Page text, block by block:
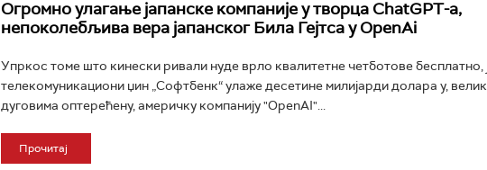
Огромно улагање јапанске компаније у творца ChatGPT-a,
непоколебљива вера јапанског Била Гејтса у OpenAi
Упркос томе што кинески ривали нуде врло квалитетне четботове бесплатно,
телекомуникациони џин „Софтбенк“ улаже десетине милијарди долара у,
дуговима оптерећену, америчку компанију "OpenAI"...
Прочитај